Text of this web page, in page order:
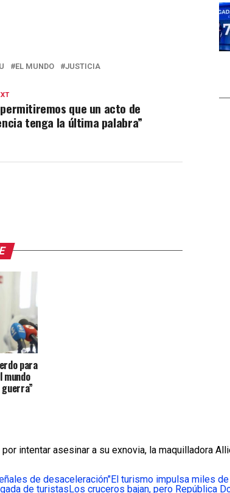
EL MUNDO JUSTICIA
que un acto de
tenga la última palabra”
para
mundo
intentar asesinar a su exnovia, la maquilladora
de desaceleración"El turismo impulsa miles
de turistasLos cruceros bajan, pero República